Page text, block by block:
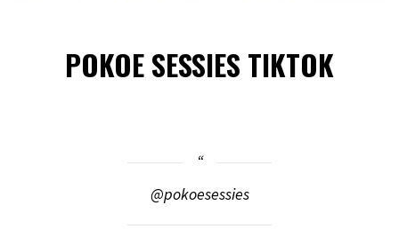
POKOE SESSIES TIKTOK
@pokoesessies